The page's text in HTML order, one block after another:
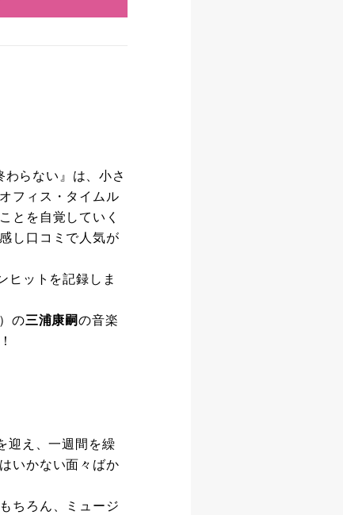
らない』は、小さ
フィス・タイムル
とを自覚していく
し口コミで人気が
ヒットを記録しま
の三浦康嗣の音楽
迎え、一週間を繰
いかない面々ばか
ちろん、ミュージ